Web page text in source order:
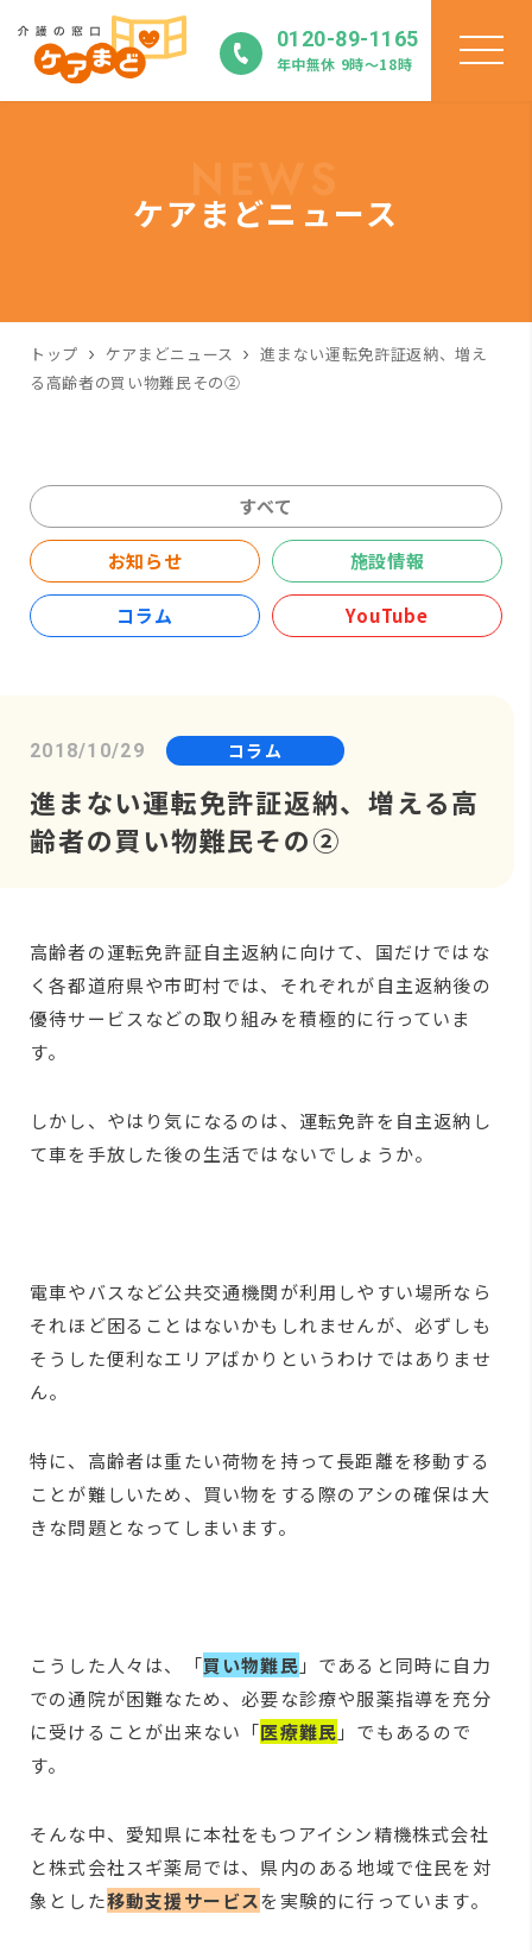
0120-89-1165
年中無休 9時〜18時
ケアまどニュース
トップ ケアまどニュース
進まない運転免許証返納、増え
る高齢者の買い物難民その②
すべて
お知らせ 施設情報
コラム YouTube
2018/10/29 コラム
進まない運転免許証返納、増える高
齢者の買い物難民その②
高齢者の運転免許証自主返納に向けて、国だけではな
く各都道府県や市町村では、それぞれが自主返納後の
優待サービスなどの取り組みを積極的に行っていま
す。
しかし、やはり気になるのは、運転免許を自主返納し
て車を手放した後の生活ではないでしょうか。
電車やバスなど公共交通機関が利用しやすい場所なら
それほど困ることはないかもしれませんが、必ずしも
そうした便利なエリアばかりというわけではありませ
ん。
特に、高齢者は重たい荷物を持って長距離を移動する
ことが難しいため、買い物をする際のアシの確保は大
きな問題となってしまいます。
こうした人々は、「買い物難民 」であると同時に自力
での通院が困難なため、必要な診療や服薬指導を充分
に受けることが出来ない「医療難民 」でもあるので
す。
そんな中、愛知県に本社をもつアイシン精機株式会社
と株式会社スギ薬局では、県内のある地域で住民を対
象とした移動支援サービスを実験的に行っています。